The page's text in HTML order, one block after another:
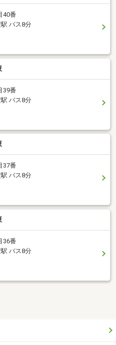
40番
バス8分
39番
バス8分
37番
バス8分
36番
バス8分